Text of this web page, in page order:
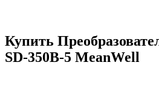
Купить
SD-350B-5 MeanWell